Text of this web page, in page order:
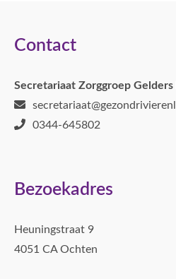
Contact
Secretariaat Zorggroep Gelders
0344-645802
Bezoekadres
Heuningstraat 9
4051 CA Ochten